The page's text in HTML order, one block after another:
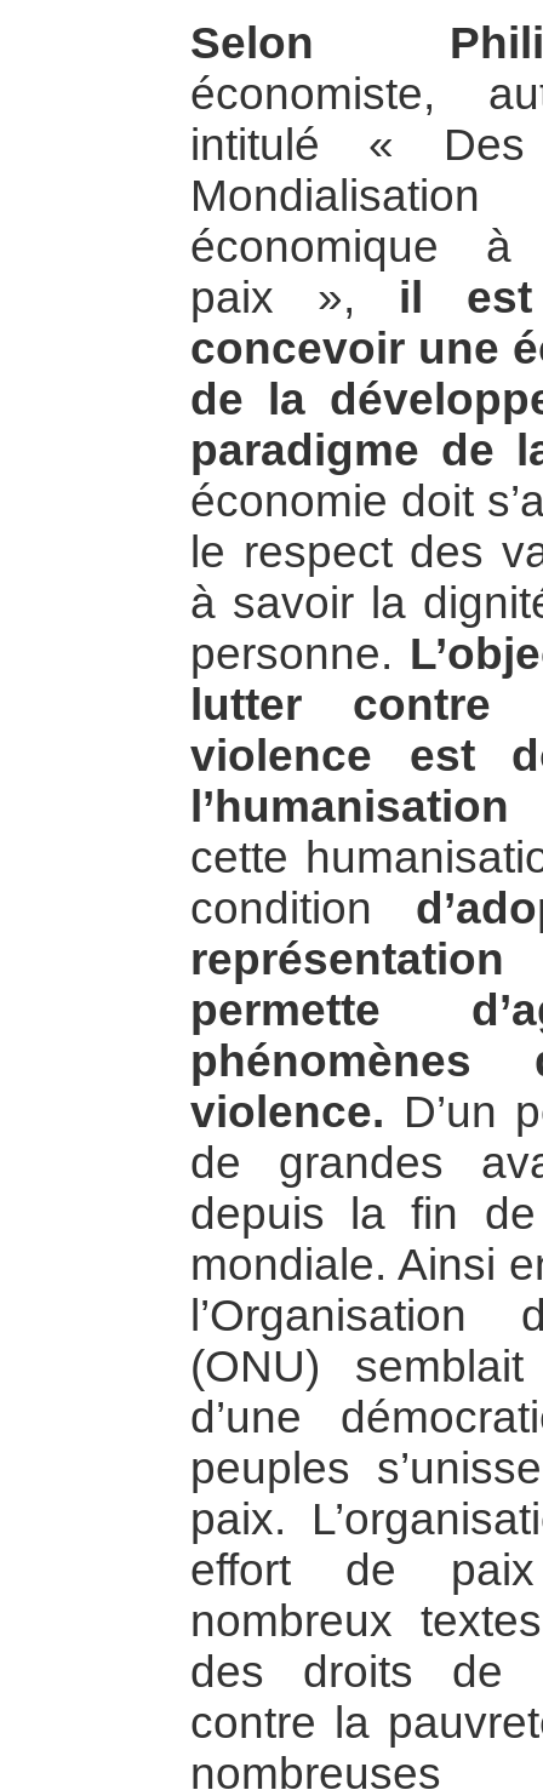
Selon
économiste,
intitulé «
économique
paix », il est
concevoir une
de la
paradigme de
économie doit
le respect des
à savoir la
personne.
lutter contre
violence est
cette
condition
permette
violence. D’un
de grandes
depuis la fin
mondiale. Ainsi
(ONU)
d’une
peuples
paix.
effort de
nombreux
des droits de
contre la